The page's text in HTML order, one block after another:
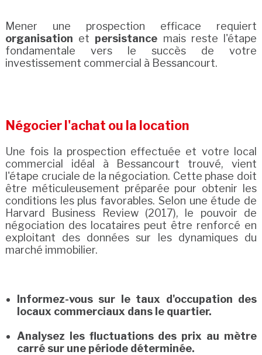
Mener une prospection efficace requiert
organisation et persistance mais reste l'étape
fondamentale vers le succès de votre
investissement commercial à Bessancourt.
Négocier l'achat ou la location
Une fois la prospection effectuée et votre local
commercial idéal à Bessancourt trouvé, vient
l'étape cruciale de la négociation. Cette phase doit
être méticuleusement préparée pour obtenir les
conditions les plus favorables. Selon une étude de
Harvard Business Review (2017), le pouvoir de
négociation des locataires peut être renforcé en
exploitant des données sur les dynamiques du
marché immobilier.
Informez-vous sur le taux d'occupation des
locaux commerciaux dans le quartier.
Analysez les fluctuations des prix au mètre
carré sur une période déterminée.